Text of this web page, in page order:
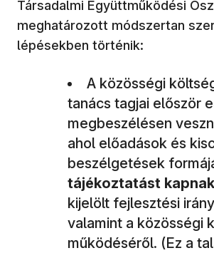
Társadalmi Együttműködési
meghatározott módszertan
lépésekben történik:
A közösségi
tanács tagjai először
megbeszélésen
ahol előadások és
beszélgetések
tájékoztatást kapnak
kijelölt fejlesztési
valamint a közösségi
működéséről. (Ez a